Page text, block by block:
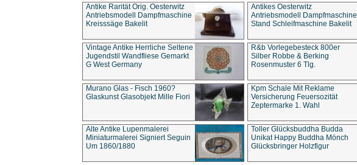
Antike Rarität Orig. Oesterwitz
Antriebsmodell Dampfmaschine
Kreisssäge Bakelit
Antikes Oesterwitz
Antriebsmodell Dampfmaschine
Stand Schleifmaschine Bakelit
Vintage Antike Herrliche Seltene
Jugendstil Wandfliese Gemarkt
G West Germany
R&b Vorlegebesteck 800er
Silber Robbe & Berking
Rosenmuster 6 Tlg.
Murano Glas - Fisch 1960?
Glaskunst Glasobjekt Mille Fiori
Kpm Schale Mit Reklame
Versicherung Feuersozität
Zeptermarke 1. Wahl
Alte Antike Lupenmalerei
Miniaturmalerei Signiert Seguin
Um 1860/1880
Toller Glücksbuddha Budda
Unikat Happy Buddha Mönch
Glücksbringer Holzfigur